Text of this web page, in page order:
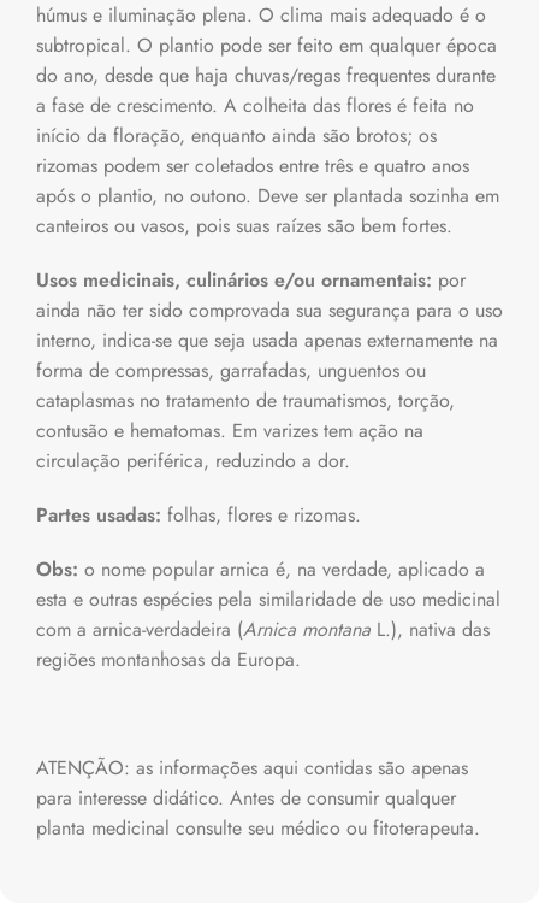
húmus e iluminação plena. O clima mais adequado é o
subtropical. O plantio pode ser feito em qualquer época
do ano, desde que haja chuvas/regas frequentes durante
a fase de crescimento. A colheita das flores é feita no
início da floração, enquanto ainda são brotos; os
rizomas podem ser coletados entre três e quatro anos
após o plantio, no outono. Deve ser plantada sozinha em
canteiros ou vasos, pois suas raízes são bem fortes.
Usos medicinais, culinários e/ou ornamentais: por
ainda não ter sido comprovada sua segurança para o uso
interno, indica-se que seja usada apenas externamente na
forma de compressas, garrafadas, unguentos ou
cataplasmas no tratamento de traumatismos, torção,
contusão e hematomas. Em varizes tem ação na
circulação periférica, reduzindo a dor.
Partes usadas: folhas, flores e rizomas.
Obs: o nome popular arnica é, na verdade, aplicado a
esta e outras espécies pela similaridade de uso medicinal
com a arnica-verdadeira (Arnica montana L.), nativa das
regiões montanhosas da Europa.
ATENÇÃO: as informações aqui contidas são apenas
para interesse didático. Antes de consumir qualquer
planta medicinal consulte seu médico ou fitoterapeuta.